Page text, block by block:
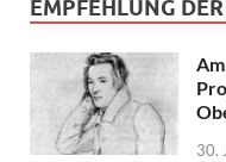
EMPFEHLUNG
30.